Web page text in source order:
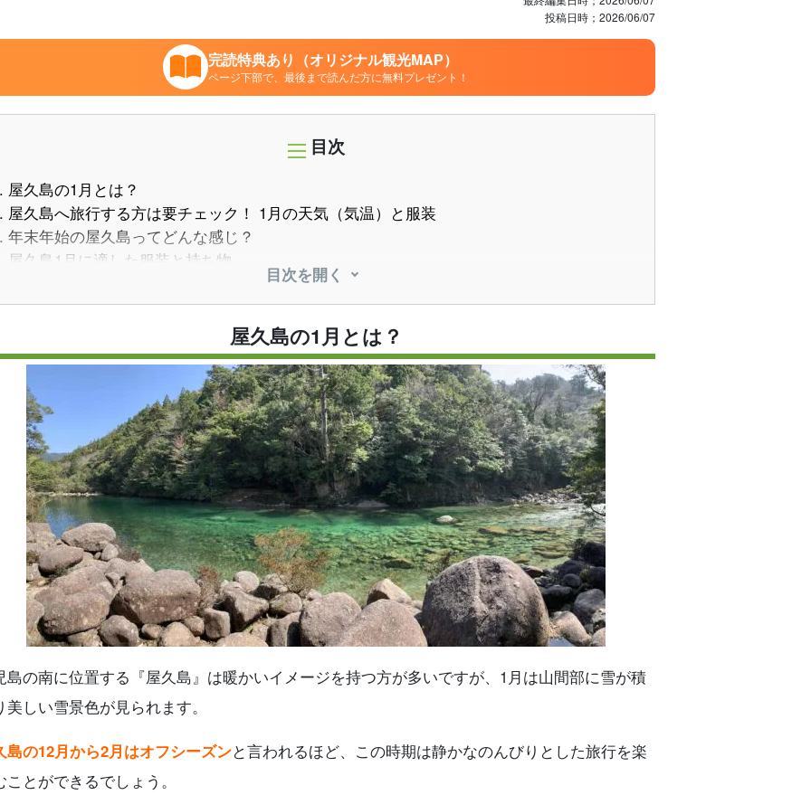
投稿日時； 2026/06/07
完読特典あり（オリジナル観光MAP）
ページ下部で、最後まで読んだ方に無料プレゼント！
目次
屋久島の1月とは？
屋久島へ旅行する方は要チェック！ 1月の天気（気温）と服装
年末年始の屋久島ってどんな感じ？
屋久島1月に適した服装と持ち物
1月に屋久島へ来たら体験してほしい！ おすすめアクティビティ5選
5.1.1月のおすすめアクティビティ ①トレッキング
1月のおすすめアクティビティ ②エコツアー（島内観光）
5.3.1月のおすすめアクティビティ ③カヌー（カヤック）
1月のおすすめアクティビティ ④SUP
5.5.1月のおすすめアクティビティ ⑤シュノーケリング
屋久島在住スタッフおすすめ！ 1月におすすめの観光スポット
6.1.1月におすすめの観光スポット 縄文杉
6.2.1月におすすめの観光スポット 白谷雲水峡（もののけの森）
6.3.1月におすすめの観光スポット 宮之浦岳
6.4.1月におすすめの観光スポット ヤクスギランド
まとめ
目次を開く
屋久島の1月とは？
島の南に位置する『屋久島』は暖かいイメージを持つ方が多いですが、1月は山間部に雪が積
美しい雪景色が見られます。
島の12月から2月はオフシーズンと言われるほど、この時期は静かなのんびりとした旅行を楽
ことができるでしょう。